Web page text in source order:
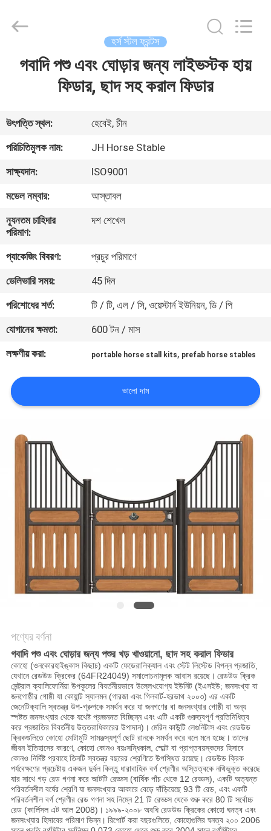
বাড়ি
আমাদের
সম্পর্কে
কারখানা
ভ্রমণ
মান
নিয়ন্ত্রণ
যোগাযোগ
করুন
উদ্ধৃতির
জন্য
গোপনীয়তা
products
Reserved.
হর্স স্টল ফ্রন্টস
গবাদি পশু এবং ঘোড়ার জন্য লাইভস্টক হায়
ফিডার, ছাদ সহ করাল ফিডার
উৎপত্তি স্থল:
হেবেই, চীন
পরিচিতিমুলক নাম:
JH Horse Stable
সাক্ষ্যদান:
ISO9001
মডেল নম্বার:
আস্তাবল
ন্যূনতম চাহিদার
পরিমাণ:
দশ শেখেল
প্যাকেজিং বিবরণ:
প্রচুর পরিমাণে
ডেলিভারি সময়:
45 দিন
পরিশোধের শর্ত:
টি / টি, এল / সি, ওয়েস্টার্ন ইউনিয়ন, ডি / পি
যোগানের ক্ষমতা:
600 টন / মাস
লক্ষণীয় করা:
portable horse stall kits, prefab horse stables
ভালো দাম
পণ্যের বর্ণনা
গবাদি পশু এবং ঘোড়ার জন্য পশুর খড় খাওয়ানো, ছাদ সহ করাল ফিডার
কোহো (ওনকোরহাইঙ্কাস কিছাচ) একটি ফেডেরালিক্যাল এবং স্টেট লিস্টেড বিপন্ন প্রজাতি,
যেখানে রেডউড ক্রিকের (64FR24049) সমালোচনামূলক আবাস রয়েছে। রেডউড ক্রিক
সেন্ট্রাল ক্যালিফোর্নিয়া উপকূলের বিবর্তনীয়ভাবে উল্লেখযোগ্য ইউনিট (ইএসইউ; জনসংখ্যা বা
জনগোষ্ঠীর গোষ্ঠী যা কোয়ান্ট স্যালমন (গারজা এবং গিলবার্ট-হরভাথ ২০০৩) এর একটি
জেনেটিক্যালি স্বতন্ত্র উপ-গ্রুপকে সমর্থন করে যা জনগণের বা জনসংখ্যার গোষ্ঠী যা অন্য
স্পষ্টত জনসংখ্যার থেকে যথেষ্ট প্রজননত বিচ্ছিন্ন এবং এটি একটি গুরুত্বপূর্ণ প্রতিনিধিত্ব
করে প্রজাতির বিবর্তনীয় উত্তরাধিকারের উপাদান)। মেরিন কাউন্টি লেগুনিটাস এবং রেডউড
ক্রিকগুলিতে কোহো মোটামুটি সামঞ্জস্যপূর্ণ ছোট রানকে সমর্থন করে বলে মনে হচ্ছে। তাদের
জীবন ইতিহাসের কারণে, কোহো কোনও বয়ঃসন্ধিকাল, স্মোল্ট বা প্রাপ্তবয়স্কদের হিসাবে
কোনও নির্দিষ্ট প্রবাহে তিনটি স্বতন্ত্র বছরের শ্রেণিতে উপস্থিত রয়েছে। রেডউড ক্রিক
পর্যবেক্ষণের প্রচেষ্টায় একজন দুর্বল কিন্তু ধারাবাহিক বর্গ শ্রেণীর অস্তিত্বকে নথিভুক্ত করেছে
যার সাথে গড় রেড গণনা করে আটটি রেড্ডস (বার্ষিক পাঁচ থেকে 12 রেড্ডস), একটি অত্যন্ত
পরিবর্তনশীল বর্ষের শ্রেণি যা জনসংখ্যার আকারে বেড়ে দাঁড়িয়েছে 93 টি রেড, এবং একটি
পরিবর্তনশীল বর্গ শ্রেণীর রেড গণনা সহ নিম্নে 21 টি রেড্ডস থেকে শুরু করে 80 টি সর্বোচ্চ
রেড (কার্লিসল এট আল 2008)। ১৯৯৯-২০০৮ অবধি রেডউড ক্রিকের কোহো ঘনত্ব এবং
জনসংখ্যার হিসাবের পরিমাণ ভিন্ন। রিপোর্ট করা বছরগুলিতে, কোহোগুলির ঘনত্ব ২০০ 2006